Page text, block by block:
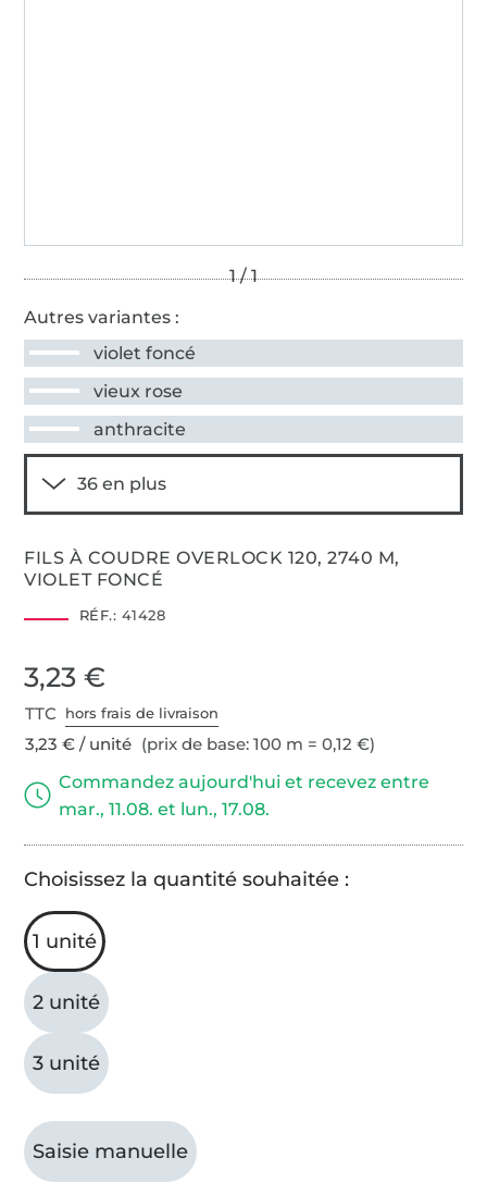
Autres variantes :
violet foncé
vieux rose
anthracite
FILS À COUDRE OVERLOCK 120, 2740 M,
VIOLET FONCÉ
RÉF.: 41428
3,23 €
TTC hors frais de livraison
3,23 € / unité (prix de base: 100 m = 0,12 €)
Commandez aujourd'hui et recevez entre
mar., 11.08. et lun., 17.08.
Choisissez la quantité souhaitée :
1 unité
2 unité
3 unité
Saisie manuelle